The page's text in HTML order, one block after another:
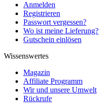
Anmelden
Registrieren
Passwort vergessen?
Wo ist meine Lieferung?
Gutschein einlösen
Wissenswertes
Magazin
Affiliate Programm
Wir und unsere Umwelt
Rückrufe